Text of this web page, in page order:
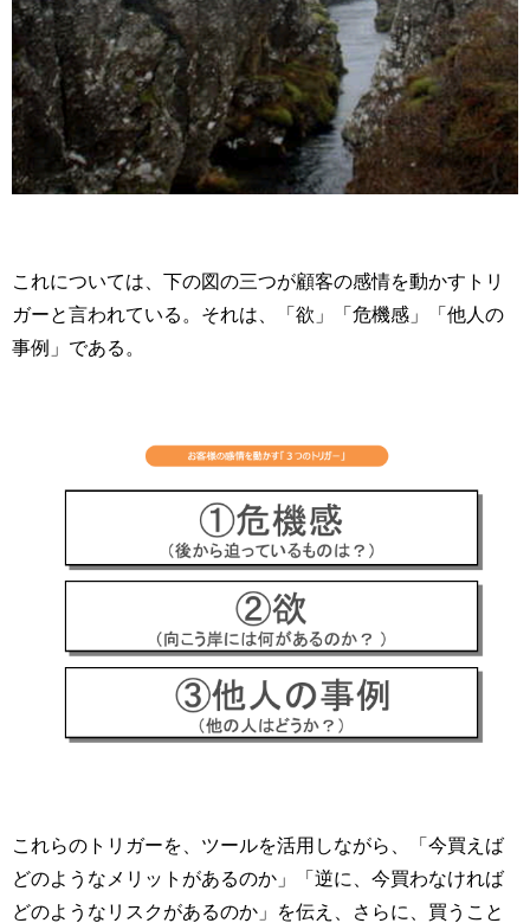
これについては、下の図の三つが顧客の感情を動かすトリ
ガーと言われている。それは、「欲」「危機感」「他人の
事例」である。
これらのトリガーを、ツールを活用しながら、「今買えば
どのようなメリットがあるのか」「逆に、今買わなければ
どのようなリスクがあるのか」を伝え、さらに、買うこと